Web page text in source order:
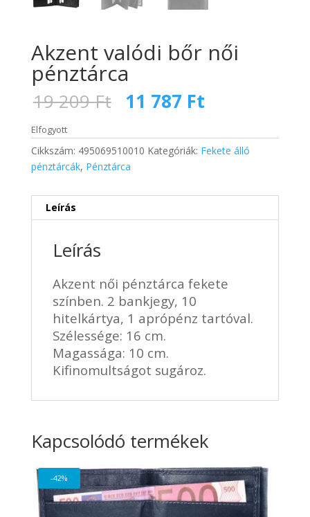
Akzent valódi bőr női
pénztárca
19 209Ft Original
price
was:
19
209 Ft.
11 787 Ft
is:
11
Elfogyott
Cikkszám: 495069510010 Kategóriák: Fekete álló
pénztárcák, Pénztárca
Leírás
Leírás
Akzent női pénztárca fekete
színben. 2 bankjegy, 10
hitelkártya, 1 aprópénz tartóval.
Szélessége: 16 cm.
Magassága: 10 cm.
Kifinomultságot sugároz.
Kapcsolódó termékek
-42%